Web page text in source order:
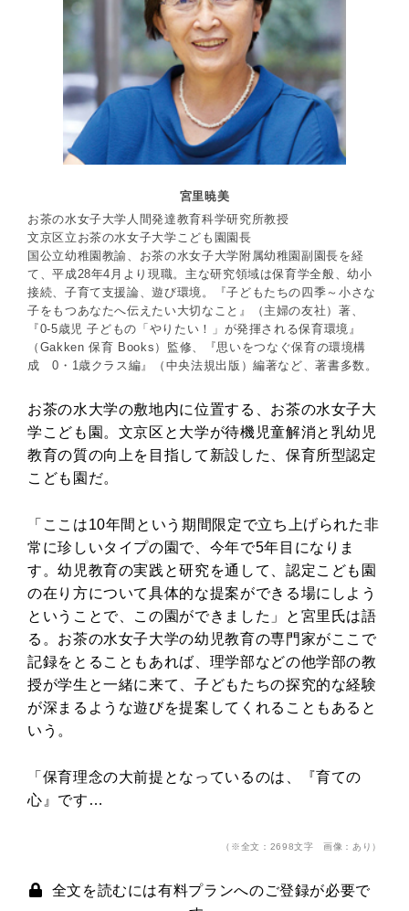
宮里暁美
お茶の水女子大学人間発達教育科学研究所教授
文京区立お茶の水女子大学こども園園長
国公立幼稚園教諭、お茶の水女子大学附属幼稚園副園長を経
て、平成28年4月より現職。主な研究領域は保育学全般、幼小
接続、子育て支援論、遊び環境。『子どもたちの四季～小さな
子をもつあなたへ伝えたい大切なこと』（主婦の友社）著、
『0-5歳児 子どもの「やりたい！」が発揮される保育環境』
（Gakken 保育 Books）監修、『思いをつなぐ保育の環境構
成 0・1歳クラス編』（中央法規出版）編著など、著書多数。
お茶の水大学の敷地内に位置する、お茶の水女子大
学こども園。文京区と大学が待機児童解消と乳幼児
教育の質の向上を目指して新設した、保育所型認定
こども園だ。
「ここは10年間という期間限定で立ち上げられた非
常に珍しいタイプの園で、今年で5年目になりま
す。幼児教育の実践と研究を通して、認定こども園
の在り方について具体的な提案ができる場にしよう
ということで、この園ができました」と宮里氏は語
る。お茶の水女子大学の幼児教育の専門家がここで
記録をとることもあれば、理学部などの他学部の教
授が学生と一緒に来て、子どもたちの探究的な経験
が深まるような遊びを提案してくれることもあると
いう。
「保育理念の大前提となっているのは、『育ての
心』です…
（※全文：2698文字 画像：あり）
全文を読むには有料プランへのご登録が必要で